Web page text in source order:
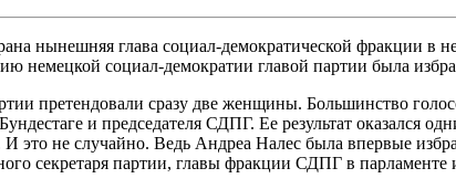
нынешняя глава социал-демократической фракции в
немецкой социал-демократии главой партии была
претендовали сразу две женщины. Большинство
и председателя СДПГ. Ее результат оказался
это не случайно. Ведь Андреа Налес была впервые
секретаря партии, главы фракции СДПГ в парламенте